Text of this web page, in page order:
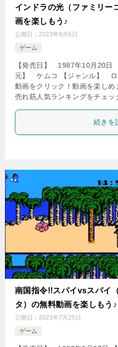
インドラの光（ファミリー
画を楽しもう♪
公開日： 2023年9月6日
ゲーム
【発売日】 1987年10月20日
元】 ケムコ 【ジャンル】 ロ
動画をクリック！動画を楽し
売れ筋人気ランキングをチェ
続きを
南国指令!!スパイvsスパイ
タ）の無料動画を楽しもう♪
公開日： 2023年7月25日
ゲーム